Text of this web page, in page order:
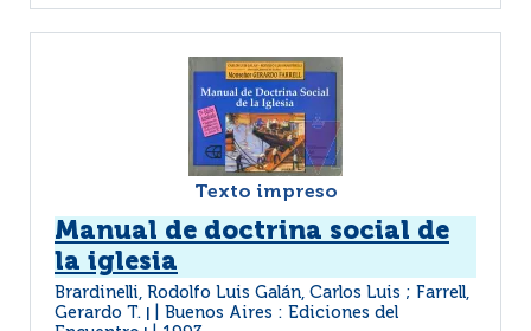
Texto impreso
Manual de doctrina social de
la iglesia
Brardinelli, Rodolfo Luis Galán, Carlos Luis ; Farrell,
Gerardo T.
Buenos Aires : Ediciones del